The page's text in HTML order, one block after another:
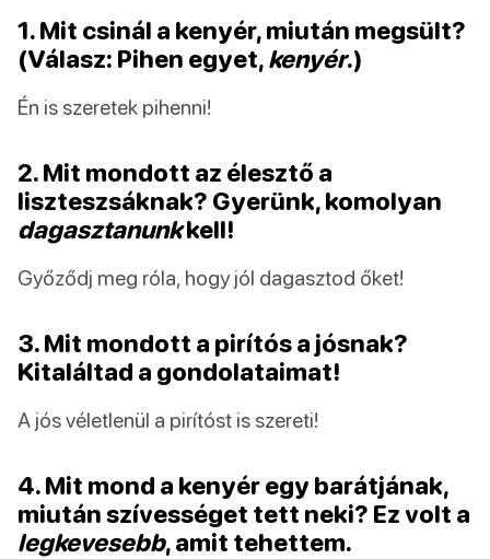
1. Mit csinál a kenyér, miután megsült?
(Válasz: Pihen egyet,kenyér.)
Én is szeretek pihenni!
2. Mit mondott az élesztő a
liszteszsáknak? Gyerünk, komolyan
dagasztanunkkell!
Győződj meg róla, hogy jól dagasztod őket!
3. Mit mondott a pirítós a jósnak?
Kitaláltad a gondolataimat!
A jós véletlenül a pirítóst is szereti!
4. Mit mond a kenyér egy barátjának,
miután szívességet tett neki? Ez volt a
legkevesebb, amit tehettem.